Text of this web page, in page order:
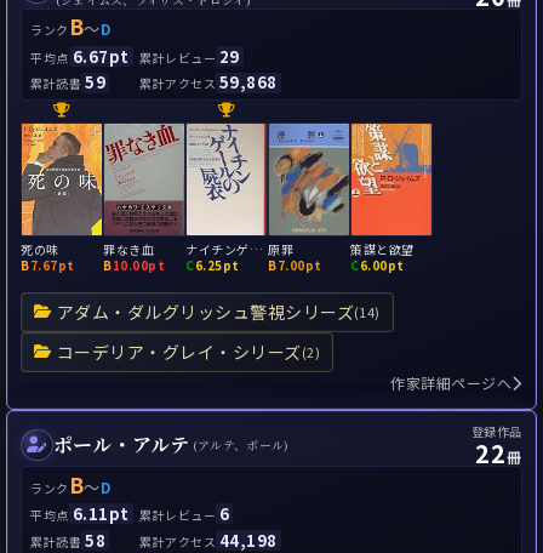
ランク B～D
平均点 6.67pt 累計レビュー 29
累計読書 59 累計アクセス 59,868
アダム・ダルグリッシュ警視シリーズ(14)
コーデリア・グレイ・シリーズ(2)
死の味
B7.67pt
罪なき血
B10.00pt
ナイチンゲールの屍衣
C6.25pt
原罪
B7.00pt
策謀と欲望
C6.00pt
作家詳細ページへ
ポール・アルテ (アルテ、ポール)
登録作品
22冊
ランク B～D
平均点 6.11pt 累計レビュー 6
累計読書 58 累計アクセス 44,198